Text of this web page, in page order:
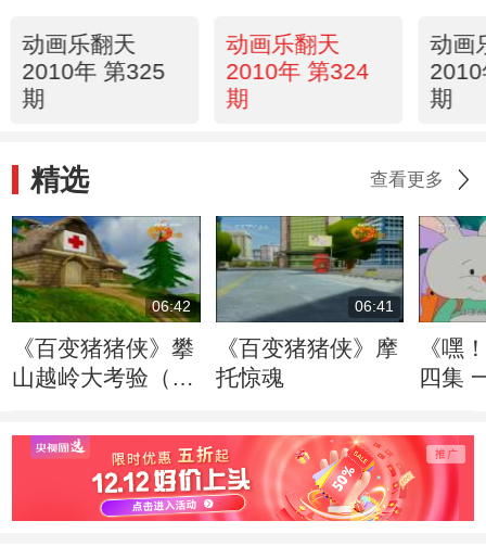
动画乐翻天
2010年 第325
期
动画乐翻天
2010年 第324
期
动画
期
精选 查看更多
06:42
《百变猪猪侠》攀
山越岭大考验（重
06:41
《百变猪猪侠》摩
托惊魂
《嘿
四集